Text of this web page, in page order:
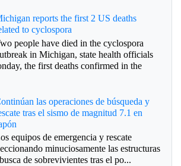
reports the first 2 US deaths
to cyclospora
people have died in the cyclospora
in Michigan, state health officials
the first deaths confirmed in the
las operaciones de búsqueda y
tras el sismo de magnitud 7.1 en
equipos de emergencia y rescate
minuciosamente las estructuras
de sobrevivientes tras el po...